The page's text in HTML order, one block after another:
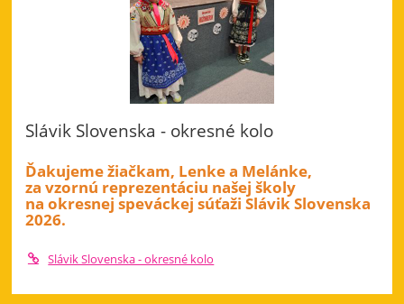
Slávik Slovenska - okresné kolo
Ďakujeme žiačkam, Lenke a Melánke,
za vzornú reprezentáciu našej školy
na okresnej speváckej súťaži Slávik Slovenska
2026.
Slávik Slovenska - okresné kolo